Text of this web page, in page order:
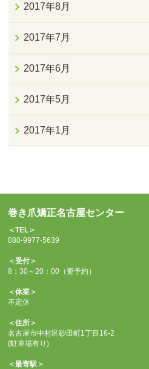
2017年8月
2017年7月
2017年6月
2017年5月
2017年1月
巻き爪矯正名古屋センター
＜TEL＞
080-9977-5639
＜受付＞
8：30～20：00（要予約）
＜休業＞
不定休
＜住所＞
名古屋市中村区砂田町1丁目16-2
(駐車場有り)
＜最寄駅＞